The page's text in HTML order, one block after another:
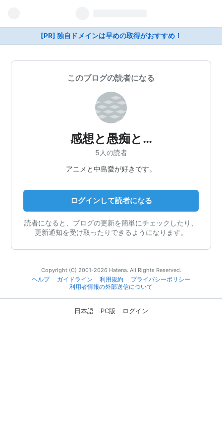
[PR] 独自ドメインは早めの取得がおすすめ！
このブログの読者になる
感想と愚痴と…
5人の読者
アニメと中島愛が好きです。
ログインして読者になる
読者になると、ブログの更新を簡単にチェックしたり、
更新通知を受け取ったりできるようになります。
Copyright (C) 2001-2026 Hatena. All Rights Reserved.
ヘルプ
ガイドライン 利用規約
プライバシーポリシー
利用者情報の外部送信について
日本語 PC版 ログイン